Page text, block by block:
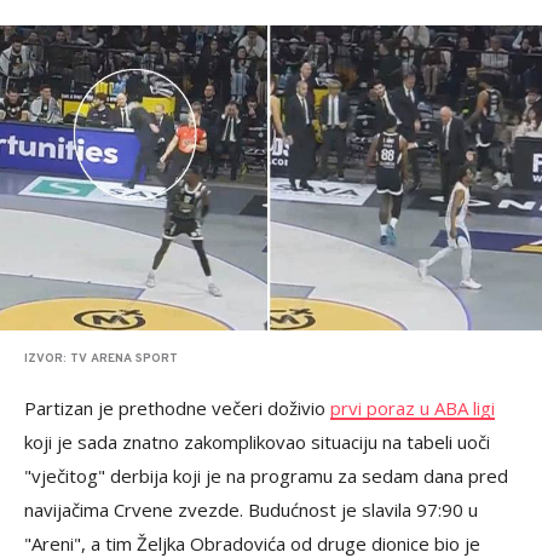
IZVOR: TV ARENA SPORT
Partizan je prethodne večeri doživio prvi poraz u ABA ligi
koji je sada znatno zakomplikovao situaciju na tabeli uoči
"vječitog" derbija koji je na programu za sedam dana pred
navijačima Crvene zvezde. Budućnost je slavila 97:90 u
"Areni", a tim Željka Obradovića od druge dionice bio je